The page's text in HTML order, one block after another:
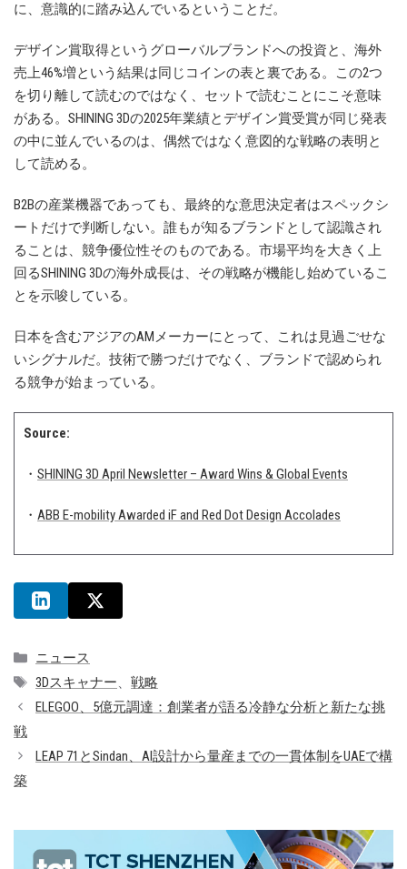
に、意識的に踏み込んでいるということだ。
デザイン賞取得というグローバルブランドへの投資と、海外
売上46%増という結果は同じコインの表と裏である。この2つ
を切り離して読むのではなく、セットで読むことにこそ意味
がある。SHINING 3Dの2025年業績とデザイン賞受賞が同じ発表
の中に並んでいるのは、偶然ではなく意図的な戦略の表明と
して読める。
B2Bの産業機器であっても、最終的な意思決定者はスペックシ
ートだけで判断しない。誰もが知るブランドとして認識され
ることは、競争優位性そのものである。市場平均を大きく上
回るSHINING 3Dの海外成長は、その戦略が機能し始めているこ
とを示唆している。
日本を含むアジアのAMメーカーにとって、これは見過ごせな
いシグナルだ。技術で勝つだけでなく、ブランドで認められ
る競争が始まっている。
Source:
・ SHINING 3D April Newsletter – Award Wins & Global Events
・ ABB E-mobility Awarded iF and Red Dot Design Accolades
カ
テ
リ
ニュース
タ
グ
3Dスキャナー、 戦略
ELEGOO、5億元調達：創業者が語る冷静な分析と新たな挑
戦
LEAP 71とSindan、AI設計から量産までの一貫体制をUAEで構
築